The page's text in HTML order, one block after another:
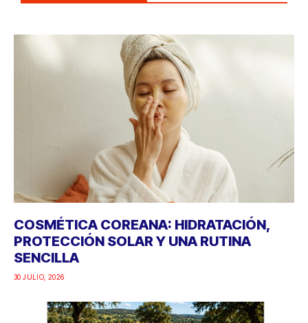
COSMÉTICA COREANA: HIDRATACIÓN,
PROTECCIÓN SOLAR Y UNA RUTINA
SENCILLA
30 JULIO, 2026